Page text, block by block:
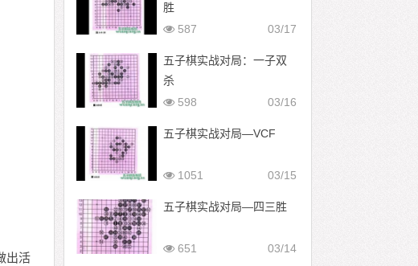
出活
胜
03/17
587
五子棋实战对局：一子双
杀
03/16
598
五子棋实战对局—VCF
03/15
1051
五子棋实战对局—四三胜
03/14
651